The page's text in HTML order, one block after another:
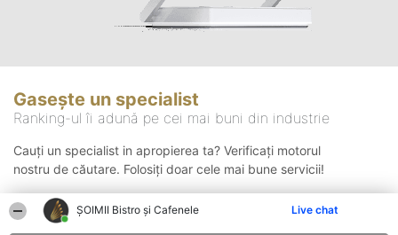
ȘOIMII Bistro și Cafenele Live chat
Gasește un specialist
Ranking-ul îi adună pe cei mai buni din industrie
Cauți un specialist in apropierea ta? Verificați motorul
nostru de căutare. Folosiți doar cele mai bune servicii!